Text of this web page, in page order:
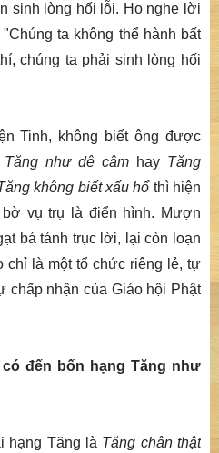
sinh lòng hối lỗi. Họ nghe lời
ta không thể hành bất
chúng ta phải sinh lòng hối
Tinh, không biết ông được
Tăng như dê câm hay Tăng
không biết xấu hổthì hiện
vụ trụ là điển hình. Mượn
bá tánh trục lời, lại còn loạn
chỉ là một tổ chức riêng lẻ, tự
chấp nhận của Giáo hội Phật
đến bốn hạng Tăng như
hạng Tăng là Tăng chân thật